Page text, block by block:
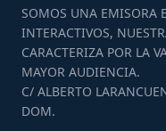
SOMOS UNA EMISORA
INTERACTIVOS,
CARACTERIZA POR LA
MAYOR AUDIENCIA.
C/ ALBERTO
DOM.